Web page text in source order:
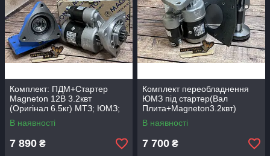
Комплект: ПДМ+Стартер
Magneton 12В 3.2квт
(Оригінал 6.5кг) МТЗ; ЮМЗ;
СМД
В наявності
7 890 ₴
Комплект переобладнення
ЮМЗ під стартер(Вал
Плита+Magneton3.2квт)
В наявності
7 700 ₴